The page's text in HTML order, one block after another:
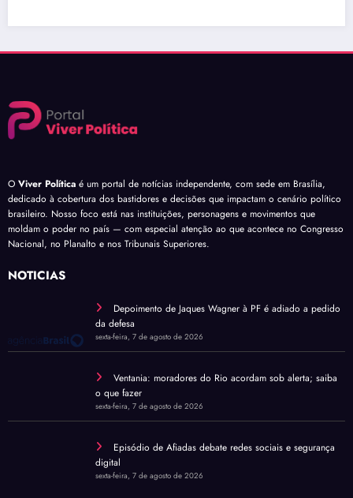
O Viver Política é um portal de notícias independente, com sede em Brasília,
dedicado à cobertura dos bastidores e decisões que impactam o cenário político
brasileiro. Nosso foco está nas instituições, personagens e movimentos que
moldam o poder no país — com especial atenção ao que acontece no Congresso
Nacional, no Planalto e nos Tribunais Superiores.
NOTÍCIAS
Depoimento de Jaques Wagner à PF é adiado a pedido
da defesa
sexta-feira, 7 de agosto de 2026
Ventania: moradores do Rio acordam sob alerta; saiba
o que fazer
sexta-feira, 7 de agosto de 2026
Episódio de Afiadas debate redes sociais e segurança
digital
sexta-feira, 7 de agosto de 2026